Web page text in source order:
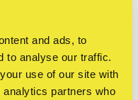
and ads, to
to analyse our traffic.
use of our site with
partners who
werk op de